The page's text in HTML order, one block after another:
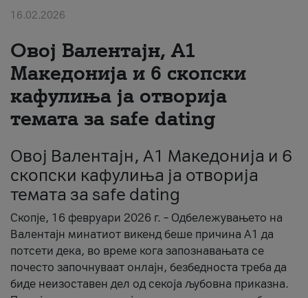
#ПодобарОнлајн
16.02.2026
Овој Валентајн, A1
Македонија и 6 скопски
кафулиња ја отворија
темата за safe dating
Овој Валентајн, A1 Македонија и 6
скопски кафулиња ја отворија
темата за safe dating
Скопје, 16 февруари 2026 г. – Одбележувањето на
Валентајн минатиот викенд беше причина А1 да
потсети дека, во време кога запознавањата се
почесто започнуваат онлајн, безбедноста треба да
биде неизоставен дел од секоја љубовна приказна.